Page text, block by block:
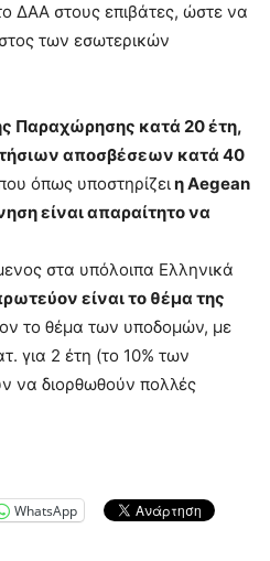
ΔΑΑ στους επιβάτες, ώστε να
των εσωτερικών
Παραχώρησης κατά 20 έτη,
αποσβέσεων κατά 40
όπως υποστηρίζειη Aegean
είναι απαραίτητο να
στα υπόλοιπα Ελληνικά
είναι το θέμα της
το θέμα των υποδομών, με
για 2 έτη (το 10% των
να διορθωθούν πολλές
WhatsApp